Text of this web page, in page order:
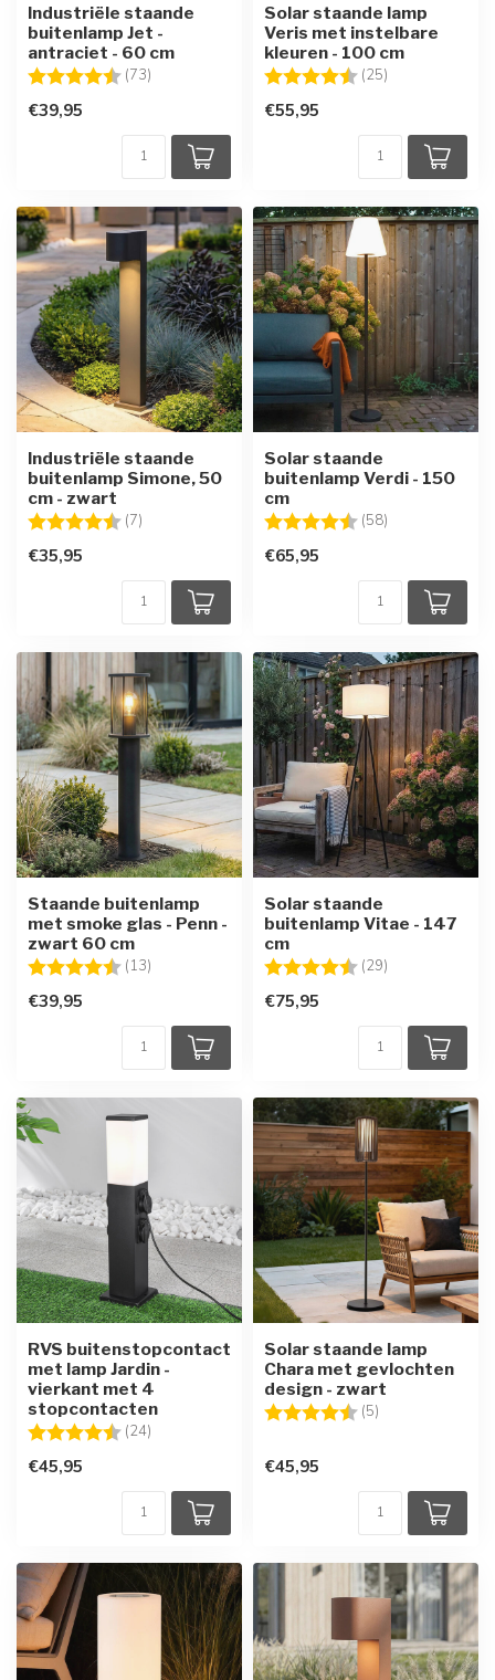
Industriële staande
buitenlamp Jet -
antraciet - 60 cm
Beoordeling: (73)
€39,95
Solar staande lamp
Veris met instelbare
kleuren - 100 cm
Beoordeling: (25)
€55,95
Industriële staande
buitenlamp Simone, 50
cm - zwart
Beoordeling: (7)
€35,95
Solar staande
buitenlamp Verdi - 150
cm
Beoordeling: (58)
€65,95
Staande buitenlamp
met smoke glas - Penn -
zwart 60 cm
Beoordeling: (13)
€39,95
Solar staande
buitenlamp Vitae - 147
cm
Beoordeling: (29)
€75,95
RVS buitenstopcontact
met lamp Jardin -
vierkant met 4
stopcontacten
Beoordeling: (24)
€45,95
Solar staande lamp
Chara met gevlochten
design - zwart
Beoordeling: (5)
€45,95